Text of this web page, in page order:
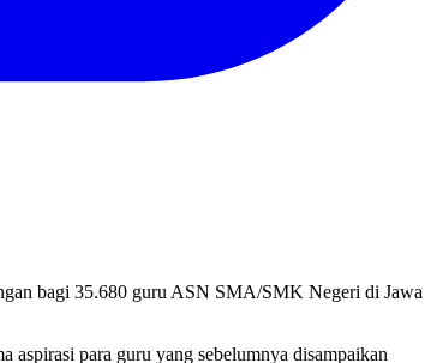
bagi 35.680 guru ASN SMA/SMK Negeri di Jawa
aspirasi para guru yang sebelumnya disampaikan